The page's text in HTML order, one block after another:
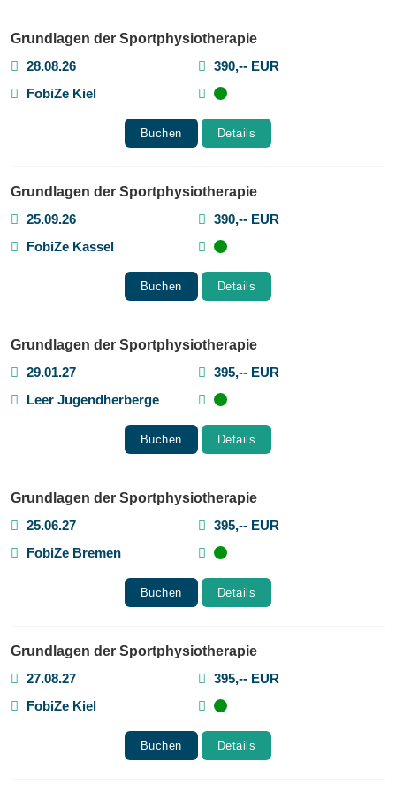
Grundlagen der Sportphysiotherapie
28.08.26
390,-- EUR
FobiZe Kiel
Buchen Details
Grundlagen der Sportphysiotherapie
25.09.26
390,-- EUR
FobiZe Kassel
Buchen Details
Grundlagen der Sportphysiotherapie
29.01.27
395,-- EUR
Leer Jugendherberge
Buchen Details
Grundlagen der Sportphysiotherapie
25.06.27
395,-- EUR
FobiZe Bremen
Buchen Details
Grundlagen der Sportphysiotherapie
27.08.27
395,-- EUR
FobiZe Kiel
Buchen Details